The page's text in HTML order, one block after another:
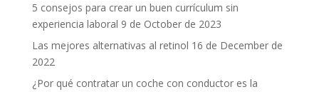
5 consejos para crear un buen currículum sin
experiencia laboral 9 de October de 2023
Las mejores alternativas al retinol 16 de December de
2022
¿Por qué contratar un coche con conductor es la